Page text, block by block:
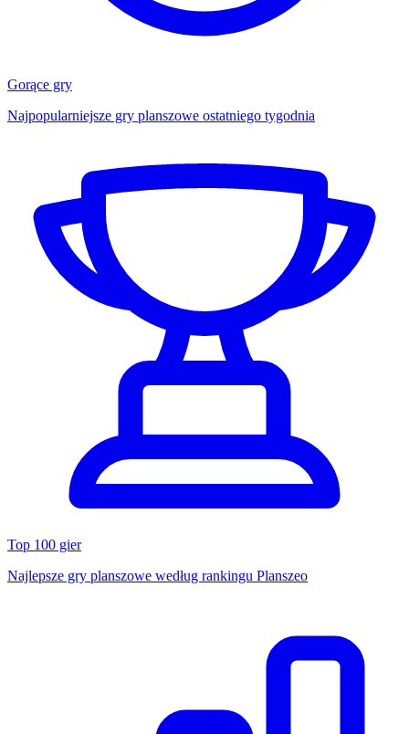
Gorące gry
Najpopularniejsze gry planszowe ostatniego tygodnia
Top 100 gier
Najlepsze gry planszowe według rankingu Planszeo